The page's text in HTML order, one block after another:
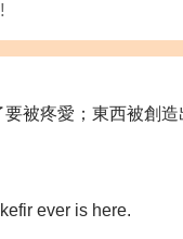
!
要被疼愛；東西被創